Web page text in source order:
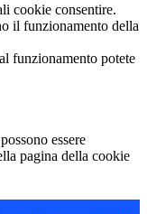
cookie consentire.
il funzionamento della
funzionamento potete
essere
pagina della cookie